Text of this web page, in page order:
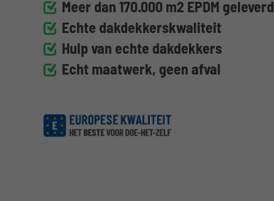
Meer dan 170.000 m2 EPDM
Echte dakdekkerskwaliteit
Hulp van echte dakdekkers
Echt maatwerk, geen afval